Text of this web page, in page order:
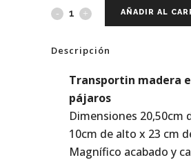
AÑADIR AL
Descripción
Transportin madera
pájaros
Dimensiones 20,50cm
10cm de alto x 23 cm
Magnífico acabado y